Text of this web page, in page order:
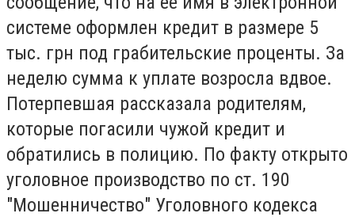
системе оформлен кредит в размере 5
тыс. грн под грабительские проценты. За
неделю сумма к уплате возросла вдвое.
Потерпевшая рассказала родителям,
которые погасили чужой кредит и
обратились в полицию. По факту открыто
уголовное производство по ст. 190
"Мошенничество" Уголовного кодекса